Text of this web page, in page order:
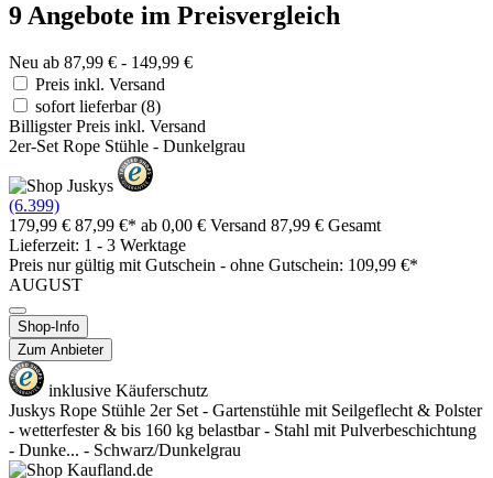
9 Angebote im Preisvergleich
Neu ab 87,99 € - 149,99 €
Preis inkl. Versand
sofort lieferbar(8)
Billigster Preis inkl. Versand
2er-Set Rope Stühle - Dunkelgrau
(6.399)
179,99 € 87,99 €* ab 0,00 € Versand 87,99 € Gesamt
Lieferzeit: 1 - 3 Werktage
Preis nur gültig mit Gutschein - ohne Gutschein: 109,99 €*
AUGUST
Shop-Info
Zum Anbieter
inklusive Käuferschutz
Juskys Rope Stühle 2er Set - Gartenstühle mit Seilgeflecht & Polster
- wetterfester & bis 160 kg belastbar - Stahl mit Pulverbeschichtung
- Dunke... - Schwarz/Dunkelgrau